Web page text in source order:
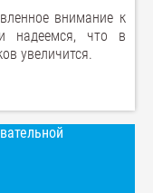
внимание к
надеемся, что в
увеличится.